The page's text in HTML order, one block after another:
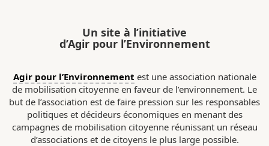
Un site à l’initiative
d’Agir pour l’Environnement
Agir pour l’Environnement est une association nationale
de mobilisation citoyenne en faveur de l’environnement. Le
but de l’association est de faire pression sur les responsables
politiques et décideurs économiques en menant des
campagnes de mobilisation citoyenne réunissant un réseau
d’associations et de citoyens le plus large possible.